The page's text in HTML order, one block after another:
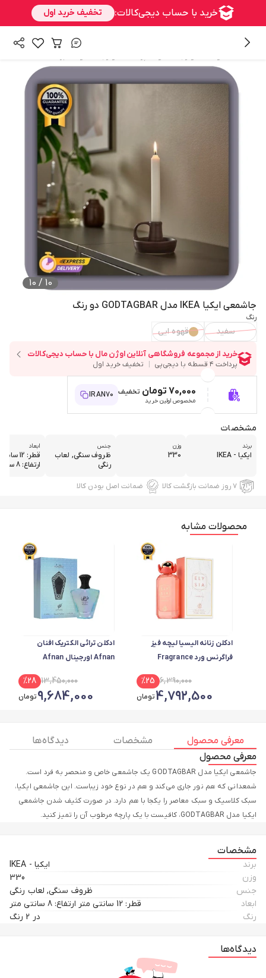
10
/
10
جاشمعی ایکیا IKEA مدل GODTAGBAR دو رنگ
رنگ
سفید قهوه ایی
70,000 تومان تخفیف
مخصوص اولین خرید
IRAN70
مشخصات
برند
ایکیا - IKEA
وزن
330
جنس
ظروف سنگی, لعاب
رنگی
ابعاد
قطر: 12
ارتفاع: 8 سا...
۷ روز ضمانت بازگشت کالا ضمانت اصل بودن کالا
محصولات مشابه
ادکلن زنانه الیسیا لیچه فیز
فراگرنس ورد Fragrance
اسپارکلینگ لیچی حجم 100 میل
6,390,000
%25
4,792,500تومان
ادکلن تراثی الکتریک افنان
Afnan اورجینال Afnan
13,450,000
%28
9,684,000تومان
معرفی محصول مشخصات
دیدگاه ها
معرفی محصول
جاشمعی ایکیا مدل GODTAGBAR یک جاشمعی خاص و منحصر به فرد است.
شمعدانی که هم نور جاری می‌کند و هم در نوع خود زیباست. این جاشمعی ایکیا،
سبک کلاسیک و سبک معاصر را یکجا با هم دارد. در صورت کثیف شدن جاشمعی
ایکیا مدل GODTAGBAR، کافیست با یک پارچه مرطوب آن را تمیز کنید.
مشخصات
برند
ایکیا - IKEA
وزن
330
جنس
ظروف سنگی, لعاب رنگی
ابعاد
قطر: 12 سانتی متر ارتفاع: 8 سانتی متر
رنگ
در 2 رنگ
دیدگاه‌ها